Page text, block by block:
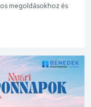
megoldásokhoz és